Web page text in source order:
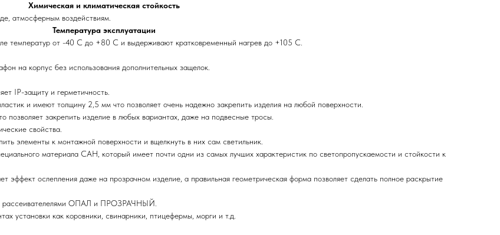
Химическая и климатическая стойкость
атмосферным воздействиям.
Температура эксплуатации
температур от -40 C до +80 С и выдерживают кратковременный нагрев до +105 С.
на корпус без использования дополнительных защелок.
IP-защиту и герметичность.
и имеют толщину 2,5 мм что позволяет очень надежно закрепить изделия на любой поверхности.
закрепить изделие в любых вариантах, даже на подвесные тросы.
свойства.
элементы к монтажной поверхности и вщелкнуть в них сам светильник.
материала САН, который имеет почти одни из самых лучших характеристик по светопропускаемости и стойкости к
эффект ослепления даже на прозрачном изделие, а правильная геометрическая форма позволяет сделать полное раскрытие
рассеивателелями ОПАЛ и ПРОЗРАЧНЫЙ.
установки как коровники, свинарники, птицефермы, морги и т.д.